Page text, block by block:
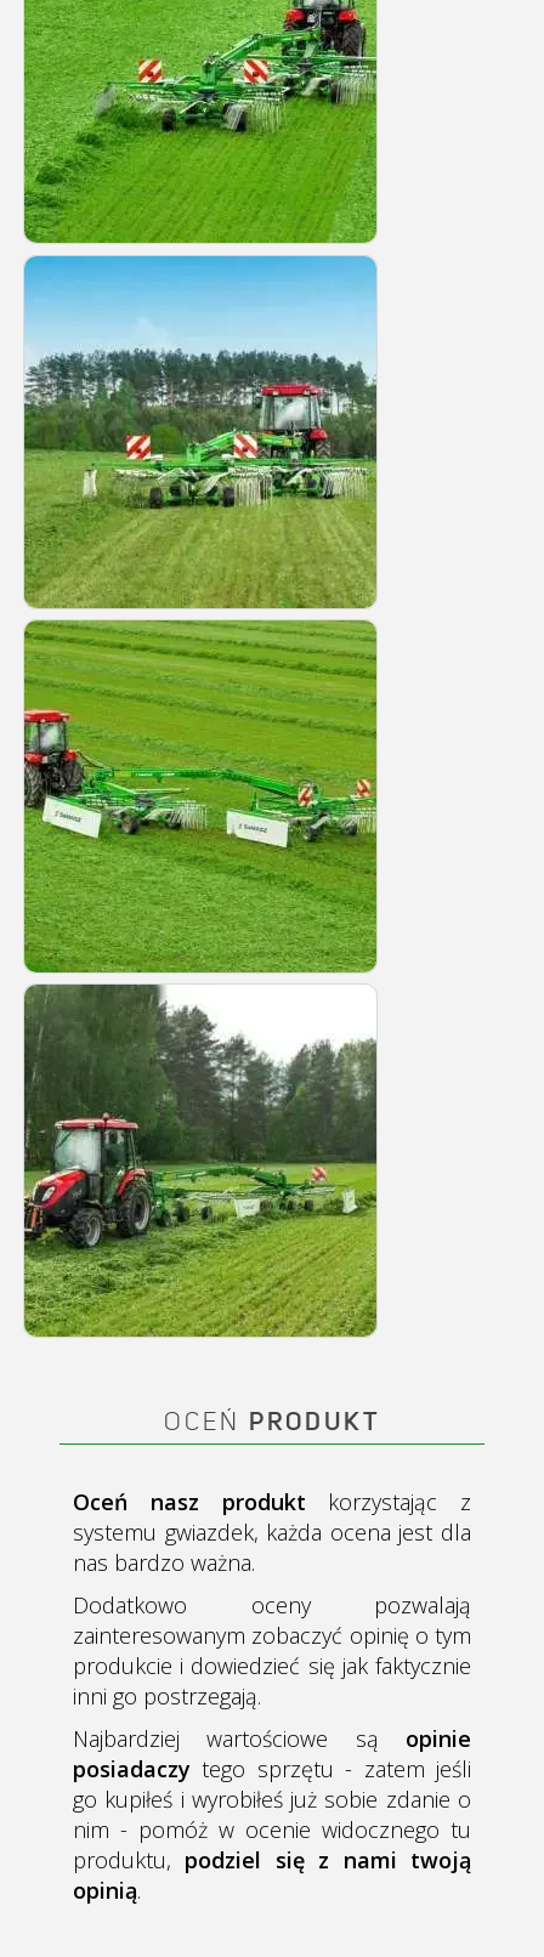
OCEŃ PRODUKT
Oceń nasz produkt korzystając z
systemu gwiazdek, każda ocena jest dla
nas bardzo ważna.
Dodatkowo oceny pozwalają
zainteresowanym zobaczyć opinię o tym
produkcie i dowiedzieć się jak faktycznie
inni go postrzegają.
Najbardziej wartościowe są opinie
posiadaczytego sprzętu - zatem jeśli
go kupiłeś i wyrobiłeś już sobie zdanie o
nim - pomóż w ocenie widocznego tu
produktu, podziel się z nami twoją
opinią.